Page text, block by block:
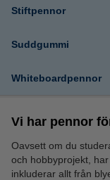
Stiftpennor
Suddgummi
Whiteboardpennor
Vi har pennor
Oavsett om du
och hobbyprojekt,
inkluderar allt från